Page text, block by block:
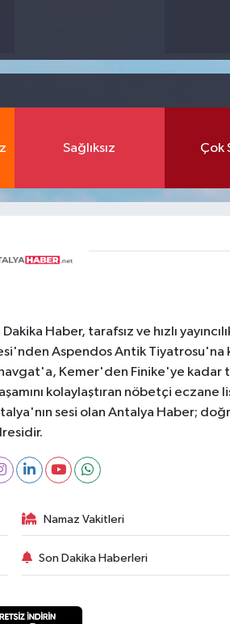
Sağlıksız Çok
Haber, tarafsız ve hızlı
Aspendos Antik
Kemer'den Finike'ye
kolaylaştıran nöbetçi
sesi olan Antalya Haber;
Namaz Vakitleri
Son Dakika Haberleri